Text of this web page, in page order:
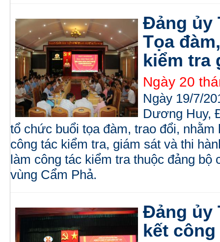
Đảng ủy
Tọa
kiểm tra
Ngày 20
Ngày 19/7/
Dương Huy,
tổ chức buổi tọa đàm, trao đổi,
công tác kiểm tra, giám sát và thi
làm công tác kiểm tra thuộc đảng
vùng Cẩm Phả.
Đảng ủy
kết